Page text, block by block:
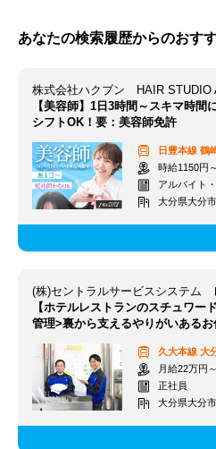
あなたの検索履歴からのおす
株式会社ハクブン HAIR STUDIO
【美容師】1日3時間～スキマ時間
シフトOK！要：美容師免許
日豊本線 鶴
時給1150円
アルバイト
大分県大分市
【ホテルレストランのスチュワー
管理>裏から支えるやりがいある
久大本線 大
月給22万円
正社員
大分県大分市